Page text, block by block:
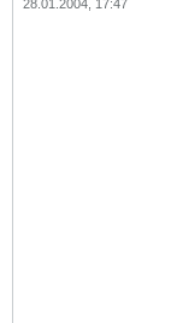
28.01.2004, 17:47